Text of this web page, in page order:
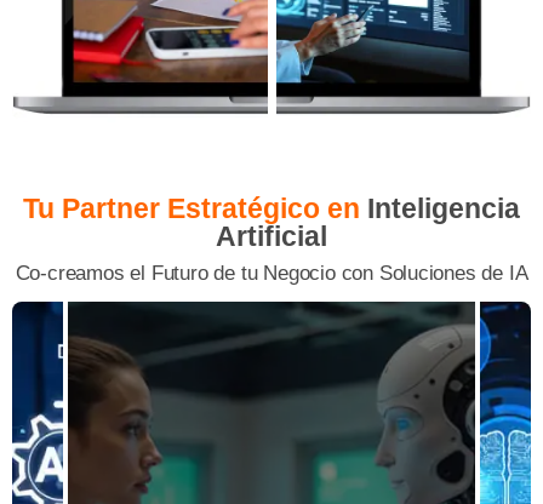
Tu Partner Estratégico en Inteligencia
Artificial
Co-creamos el Futuro de tu Negocio con Soluciones de IA